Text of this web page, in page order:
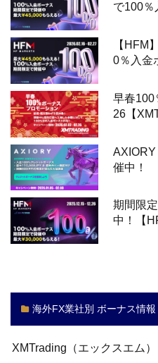
で100
【HFM
0％入金
早春100
26【
催中！
期間限
中！【
海外FX業社別 ボーナス情報
XMTrading（エックスエム）